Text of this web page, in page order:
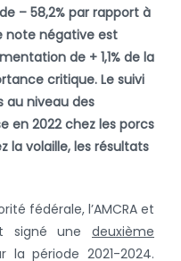
– 58,2% par rapport à
note négative est
de + 1,1% de la
critique. Le suivi
au niveau des
en 2022 chez les porcs
la volaille, les résultats
fédérale, l’AMCRA et
signé une deuxième
la période 2021-2024.